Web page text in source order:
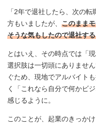
「2年で退社したら、次の
方もいましたが、 このまま
そうな気もしたので退社す
とはいえ、その時点では「
選択肢は一切頭にありませ
ぐため、現地でアルバイト
く「これなら自分で何かビ
感じるように。
このことが、起業のきっかけ